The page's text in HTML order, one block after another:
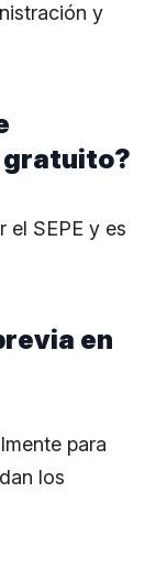
y
gratuito?
el SEPE y es
en
para
los